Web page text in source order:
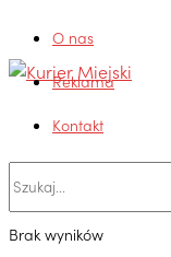
O nas
Reklama
Kontakt
Brak wyników